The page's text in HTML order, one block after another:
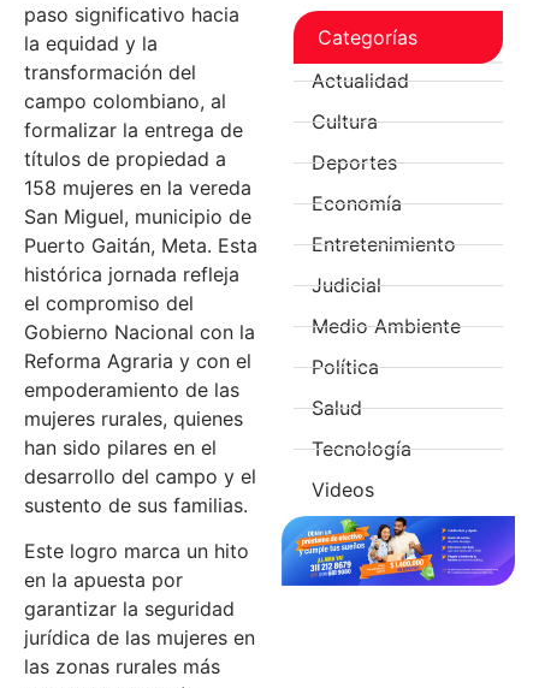
paso significativo hacia
la equidad y la
transformación del
campo colombiano, al
formalizar la entrega de
títulos de propiedad a
158 mujeres en la vereda
San Miguel, municipio de
Puerto Gaitán, Meta. Esta
histórica jornada refleja
el compromiso del
Gobierno Nacional con la
Reforma Agraria y con el
empoderamiento de las
mujeres rurales, quienes
han sido pilares en el
desarrollo del campo y el
sustento de sus familias.
Este logro marca un hito
en la apuesta por
garantizar la seguridad
jurídica de las mujeres en
las zonas rurales más
Categorías
Actualidad
Cultura
Deportes
Economía
Entretenimiento
Judicial
Medio Ambiente
Política
Salud
Tecnología
Videos